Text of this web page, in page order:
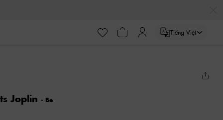
Tiếng Việt
Joplin - Be